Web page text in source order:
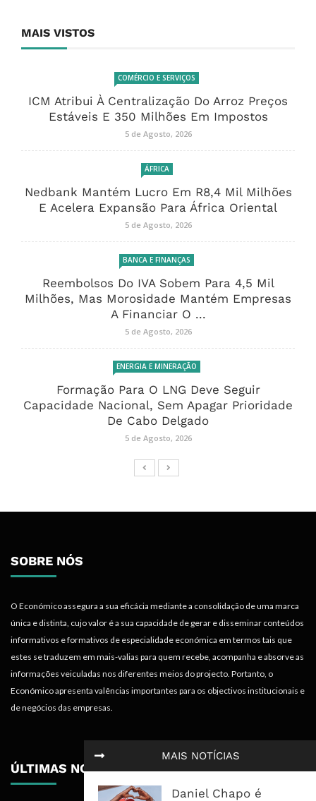
MAIS NOTÍCIAS
Daniel Chapo é
MAIS VISTOS
COMÉRCIO E SERVIÇOS
ICM Atribui À Centralização Do Arroz Preços
Estáveis E 350 Milhões Em Impostos
5 de Agosto, 2026
ÁFRICA
Nedbank Mantém Lucro Em R8,4 Mil Milhões
E Acelera Expansão Para África Oriental
5 de Agosto, 2026
BANCA E FINANÇAS
Reembolsos Do IVA Sobem Para 4,5 Mil
Milhões, Mas Morosidade Mantém Empresas
A Financiar O ...
5 de Agosto, 2026
ENERGIA E MINERAÇÃO
Formação Para O LNG Deve Seguir
Capacidade Nacional, Sem Apagar Prioridade
De Cabo Delgado
5 de Agosto, 2026
SOBRE NÓS
O Económico assegura a sua eficácia mediante a consolidação de uma marca
única e distinta, cujo valor é a sua capacidade de gerar e disseminar conteúdos
informativos e formativos de especialidade económica em termos tais que
estes se traduzem em mais-valias para quem recebe, acompanha e absorve as
informações veiculadas nos diferentes meios do projecto. Portanto, o
Económico apresenta valências importantes para os objectivos institucionais e
de negócios das empresas.
ÚLTIMAS NOTÍCIAS